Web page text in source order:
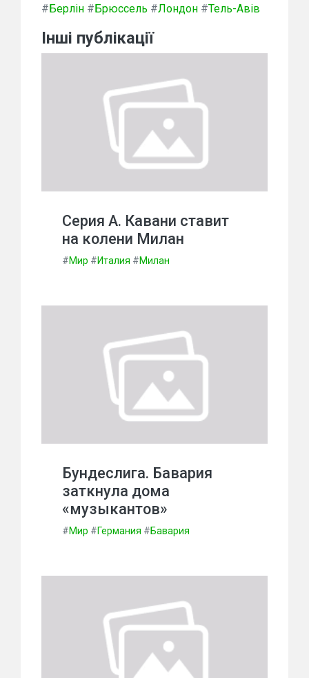
# Берлін # Брюссель #Лондон #Тель-Авів
Інші публікації
Серия А. Кавани ставит
на колени Милан
#Мир #Италия #Милан
Бундеслига. Бавария
заткнула дома
«музыкантов»
#Мир #Германия #Бавария